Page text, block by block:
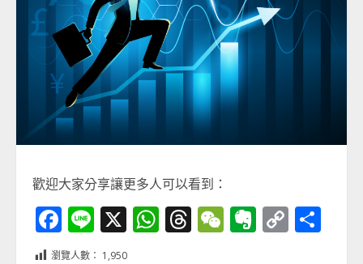
歡迎大家分享讓更多人可以看到：
Facebook
Line
X WhatsApp
Threads
WeChat
Evernote
Copy
Link
瀏覽人數： 1,950